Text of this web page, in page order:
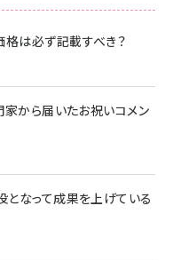
は必ず記載すべき？
から届いたお祝いコメン
となって成果を上げている